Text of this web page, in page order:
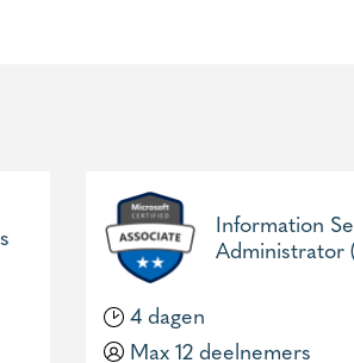
Information
Administrator
4 dagen
Max 12 deelnemers